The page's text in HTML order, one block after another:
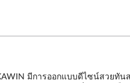
มีการออกแบบดีไซน์สวย